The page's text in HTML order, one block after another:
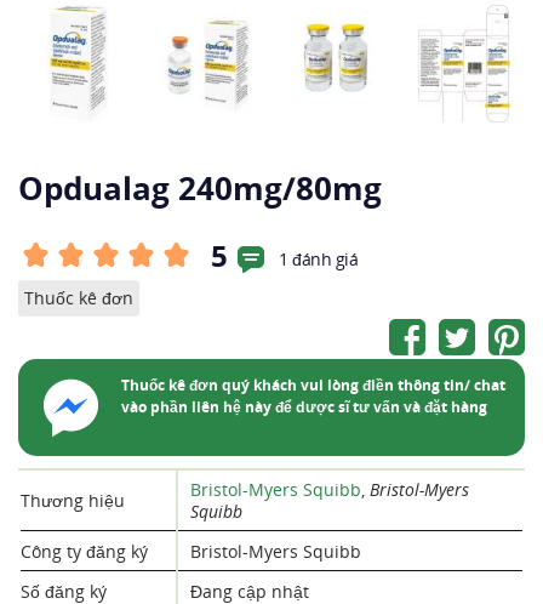
Opdualag 240mg/80mg
5
1 đánh giá
Thuốc kê đơn
Thuốc kê đơn quý khách vui lòng điền thông tin/ chat
vào phần liên hệ này để dược sĩ tư vấn và đặt hàng
Thương hiệu Bristol-Myers Squibb, Bristol-Myers
Squibb
Công ty đăng ký
Bristol-Myers Squibb
Số đăng ký
Đang cập nhật